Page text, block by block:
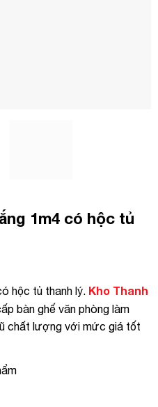
1m4 có hộc tủ
hộc tủ thanh lý. Kho Thanh
bàn ghế văn phòng làm
chất lượng với mức giá tốt